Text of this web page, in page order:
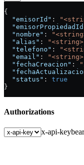
{
  "emisorId"
:
  "nombre"
:
  "alias"
:
  "telefono"
:
  "email"
:
  "fechaCreacion"
:
  "status"
: true
}
Authorizations
x-api-key